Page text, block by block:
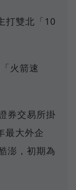
打雙北「10
火箭速
券交易所掛
最大外企
澎，初期為